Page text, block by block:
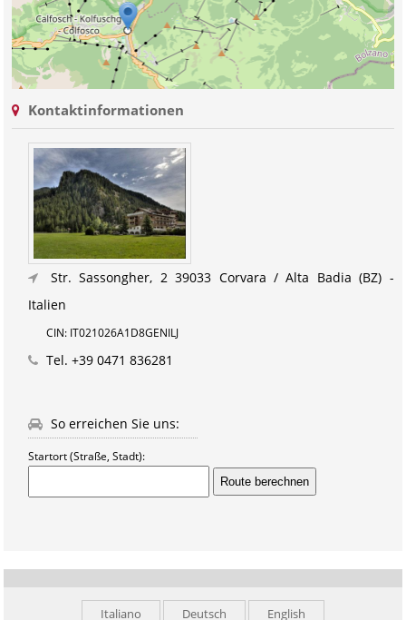
Kontaktinformationen
Str. Sassongher, 239033 Corvara / Alta Badia (BZ) -
Italien
CIN: IT021026A1D8GENILJ
Tel.+39 0471 836281
So erreichen Sie uns:
Startort (Straße, Stadt):
Italiano Deutsch English